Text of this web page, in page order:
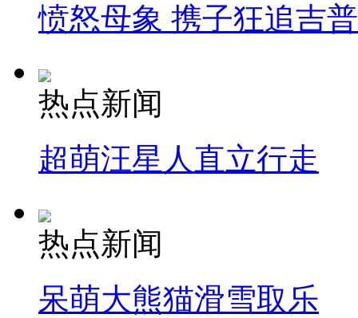
愤怒母象 携子狂追吉
热点新闻
超萌汪星人直立行走
热点新闻
呆萌大熊猫滑雪取乐